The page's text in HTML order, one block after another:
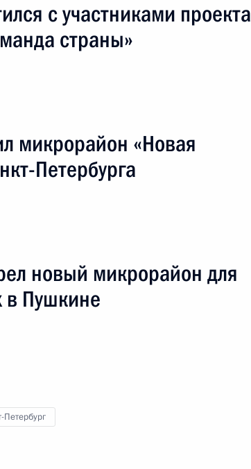
поездка 6 событий
развития высокотехнологичных видов
с участниками проекта
страны»
микрорайон «Новая
Петербурга
новый микрорайон для
в Пушкине
Петербург